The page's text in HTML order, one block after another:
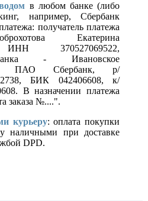
в любом банке (либо
например, Сбербанк
получатель платежа
Екатерина
ИНН 370527069522,
- Ивановское
ПАО Сбербанк, р/
БИК 042406608, к/
В назначении платежа
заказа №....".
курьеру: оплата покупки
наличными при доставке
DPD.